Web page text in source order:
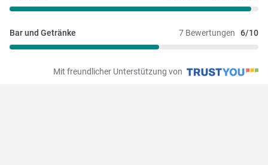
7 Bewertungen 6/10
Bar und Getränke
Mit freundlicher Unterstützung von